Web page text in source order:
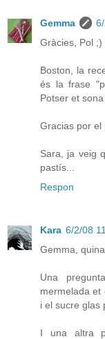
Gemma
Gràcies, Pol ;)
Boston, la
és la frase
Potser et
Gracias por el
Sara, ja veig
pastís...
Respon
Kara 6/2/08
Gemma,
Una
mermelada et
i el sucre glas
I una altra